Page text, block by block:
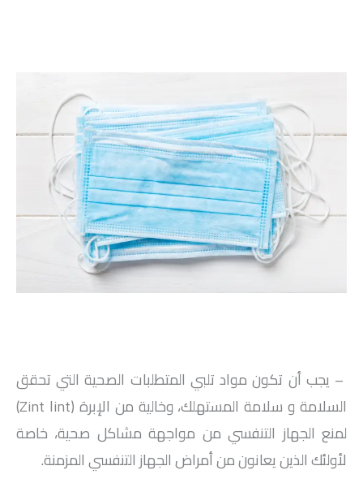
– يجب أن تكون مواد تلبي المتطلبات الصحية التي تحقق
السلامة و سلامة المستهلك، وخالية من الإبرة (Zint lint)
لمنع الجهاز التنفسي من مواجهة مشاكل صحية، خاصة
لأولئك الذين يعانون من أمراض الجهاز التنفسي المزمنة.